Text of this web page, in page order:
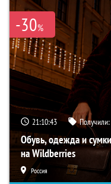
-30%
21:10:42 Получили:
Обувь, одежда и
на Wildberries
Россия